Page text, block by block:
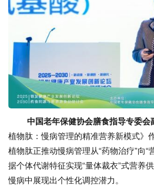
中国老年保健协会膳食指导专委会
植物肽：慢病管理的精准营养新模式》
植物肽正推动慢病管理从“药物治疗”向“
据个体代谢特征实现“量体裁衣”式营养
慢病中展现出个性化调控潜力。